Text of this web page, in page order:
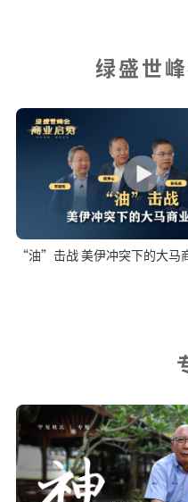
绿盛世
“油”击战 美伊冲突下的大马